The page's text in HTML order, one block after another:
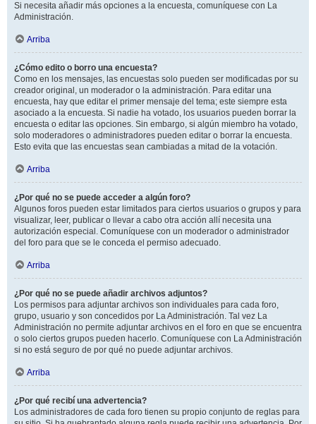
Si necesita añadir más opciones a la encuesta, comuníquese con La
Administración.
Arriba
¿Cómo edito o borro una encuesta?
Como en los mensajes, las encuestas solo pueden ser modificadas por su
creador original, un moderador o la administración. Para editar una
encuesta, hay que editar el primer mensaje del tema; este siempre esta
asociado a la encuesta. Si nadie ha votado, los usuarios pueden borrar la
encuesta o editar las opciones. Sin embargo, si algún miembro ha votado,
solo moderadores o administradores pueden editar o borrar la encuesta.
Esto evita que las encuestas sean cambiadas a mitad de la votación.
Arriba
¿Por qué no se puede acceder a algún foro?
Algunos foros pueden estar limitados para ciertos usuarios o grupos y para
visualizar, leer, publicar o llevar a cabo otra acción allí necesita una
autorización especial. Comuníquese con un moderador o administrador
del foro para que se le conceda el permiso adecuado.
Arriba
¿Por qué no se puede añadir archivos adjuntos?
Los permisos para adjuntar archivos son individuales para cada foro,
grupo, usuario y son concedidos por La Administración. Tal vez La
Administración no permite adjuntar archivos en el foro en que se encuentra
o solo ciertos grupos pueden hacerlo. Comuníquese con La Administración
si no está seguro de por qué no puede adjuntar archivos.
Arriba
¿Por qué recibí una advertencia?
Los administradores de cada foro tienen su propio conjunto de reglas para